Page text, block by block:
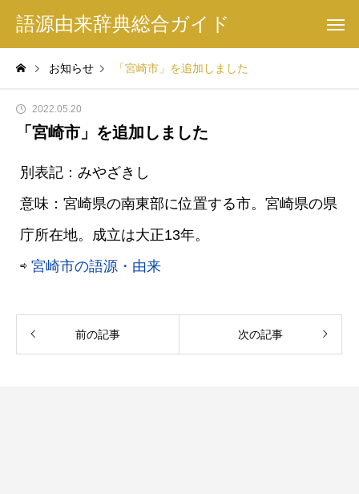
語源由来辞典総合ガイド
お知らせ 「宮崎市」を追加しました
2022.05.20
「宮崎市」を追加しました
別表記：みやざきし
意味：宮崎県の南東部に位置する市。宮崎県の県
庁所在地。成立は大正13年。
⇨ 宮崎市の語源・由来
前の記事 次の記事